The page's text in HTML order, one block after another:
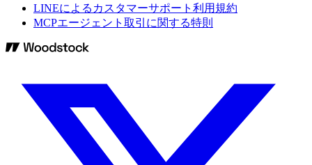
LINEによるカスタマーサポート利用規約
MCPエージェント取引に関する特則